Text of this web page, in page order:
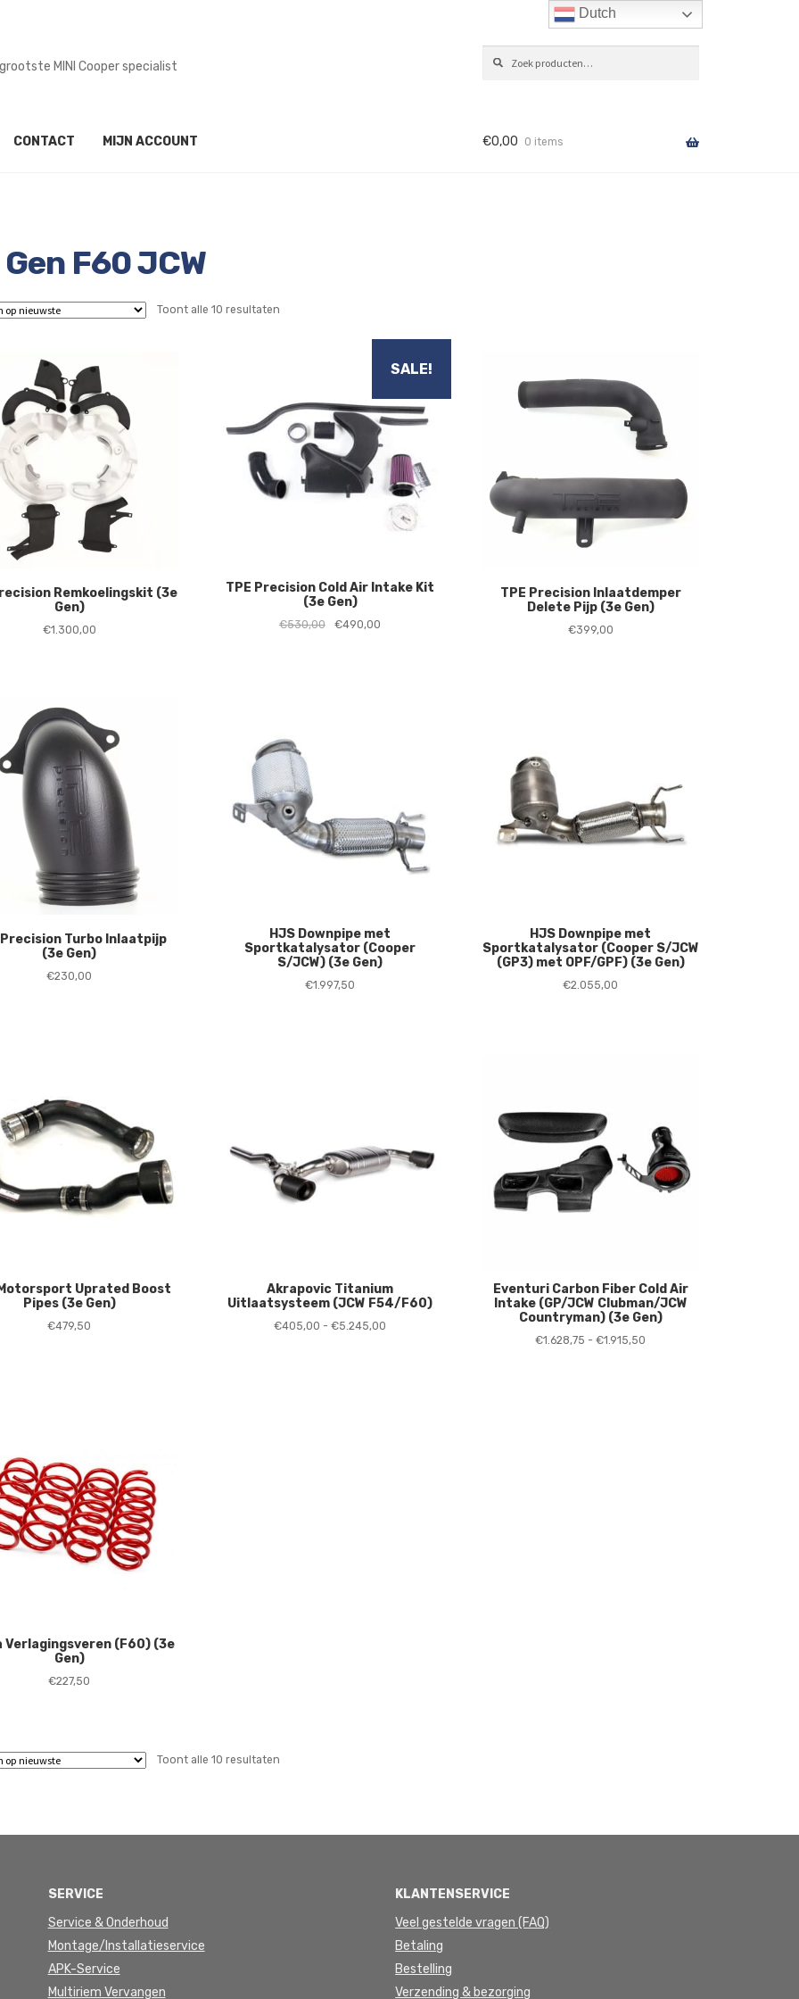
in onze werkplaats
naar:
CONTACT MIJN ACCOUNT €0,00 0 items
F60 JCW
Toont alle 10 resultaten
Remkoelingskit (3e
Gen)
€1.300,00
TPE Precision Cold Air Intake Kit
(3e Gen)
SALE!
€530,00
Oorspronkelijke
€490,00
TPE Precision Inlaatdemper
Delete Pijp (3e Gen)
€399,00
Precision Turbo Inlaatpijp
(3e Gen)
€230,00
HJS Downpipe met
Sportkatalysator (Cooper
S/JCW) (3e Gen)
€1.997,50
HJS Downpipe met
Sportkatalysator (Cooper S/JCW
(GP3) met OPF/GPF) (3e Gen)
€2.055,00
Uprated Boost
Pipes (3e Gen)
€479,50
Akrapovic Titanium
Uitlaatsysteem (JCW F54/F60)
€405,00 - €5.245,00
Eventuri Carbon Fiber Cold Air
Intake (GP/JCW Clubman/JCW
Countryman) (3e Gen)
€1.628,75 - €1.915,50
Verlagingsveren (F60) (3e
Gen)
€227,50
Toont alle 10 resultaten
SERVICE
Service & Onderhoud
Montage/Installatieservice
APK-Service
Multiriem Vervangen
KLANTENSERVICE
Veel gestelde vragen (FAQ)
Betaling
Bestelling
Verzending & bezorging
Dutch